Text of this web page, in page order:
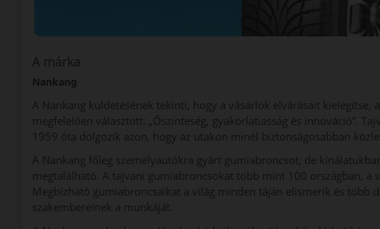
A márka
Nankang
A Nankang küldetésének tekinti, hogy a vásárlók elvárásait kielégítse,
megfelelően választott: „Őszinteség, gyakorlatiasság és innováció”.
1959 óta dolgozik azon, hogy az utakon minél biztonságosabban
A Nankang főleg személyautókra gyárt gumiabroncsot, de
megtalálható. A tajvani gumiabroncsokat több mint 100 országban, a
Megbízható gumiabroncsaikat a világ minden táján elismerik és több
szakembereinek a munkáját.